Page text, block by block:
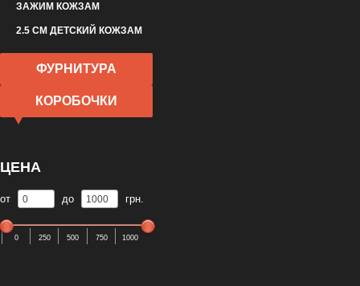
ЗАЖИМ КОЖЗАМ
2.5 СМ ДЕТСКИЙ КОЖЗАМ
ФУРНИТУРА
КОРОБОЧКИ
ЦЕНА
от до грн.
0 250 500 750 1000